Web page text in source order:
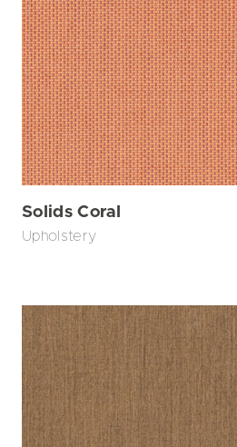
Solids Coral
Upholstery